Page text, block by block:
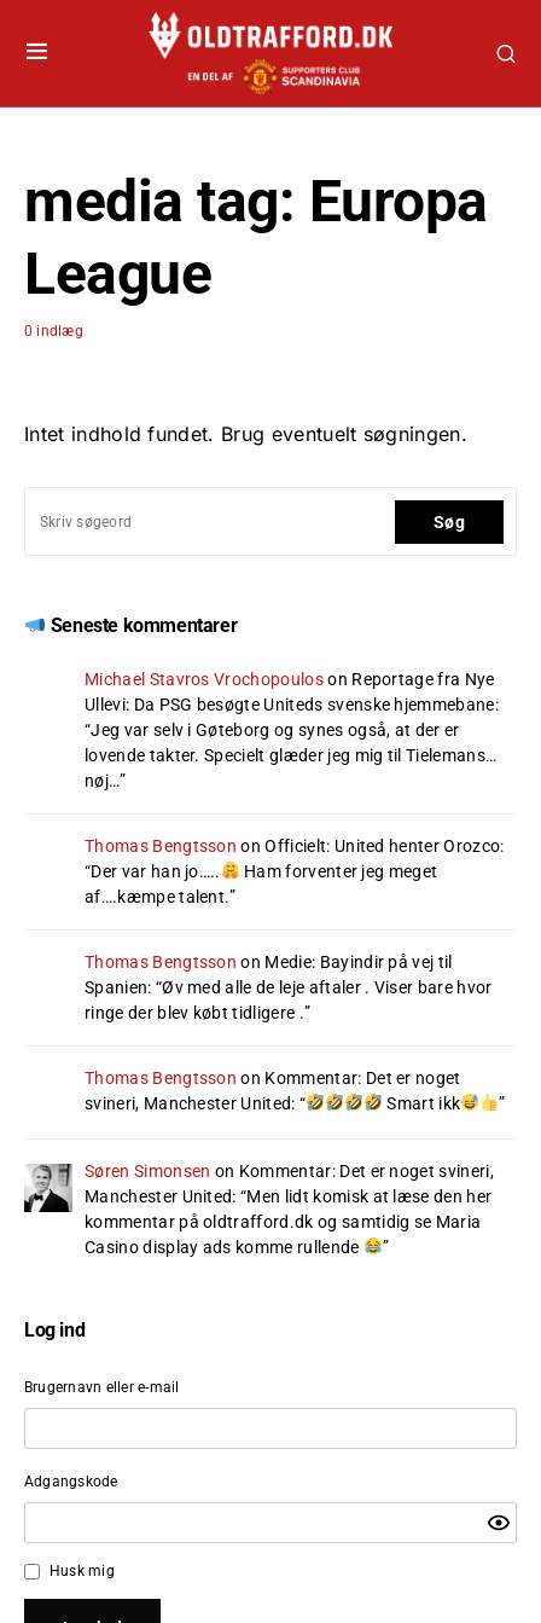
media tag: Europa
League
0 indlæg
Intet indhold fundet. Brug eventuelt søgningen.
Søg
Seneste kommentarer
Michael Stavros Vrochopouloson Reportage fra Nye
Ullevi: Da PSG besøgte Uniteds svenske hjemmebane:
“Jeg var selv i Gøteborg og synes også, at der er
lovende takter. Specielt glæder jeg mig til Tielemans…
nøj…”
Thomas Bengtsson onOfficielt: United henter Orozco:
“Der var han jo…..
Ham forventer jeg meget
af….kæmpe talent.”
Thomas Bengtsson on Medie: Bayindir på vej til
Spanien: “Øv med alle de leje aftaler . Viser bare hvor
ringe der blev købt tidligere .”
Thomas Bengtsson on Kommentar: Det er noget
svineri, Manchester United: “ Smart ikk ”
Søren Simonsen on Kommentar: Det er noget svineri,
Manchester United: “Men lidt komisk at læse den her
kommentar på oldtrafford.dk og samtidig se Maria
Casino display ads komme rullende
”
Log ind
Brugernavn eller e-mail
Adgangskode
Husk mig